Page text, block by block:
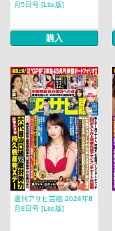
月5日号 [Lite版]
購入
週刊アサヒ芸能 2024年8
月8日号 [Lite版]